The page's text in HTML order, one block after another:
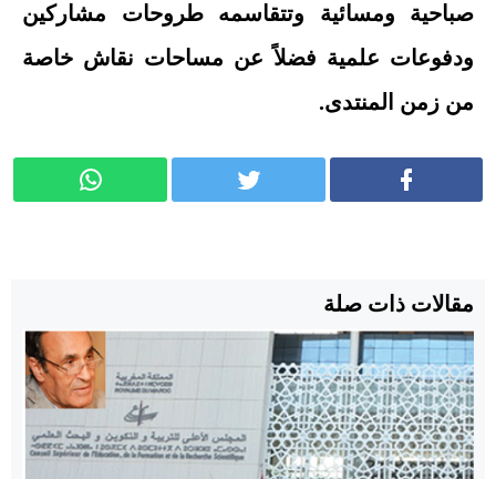
صباحية ومسائية وتتقاسمه طروحات مشاركين
ودفوعات علمية فضلاً عن مساحات نقاش خاصة
من زمن المنتدى.
مقالات ذات صلة